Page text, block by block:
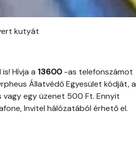
kutyát
Hívja a 13600-as telefonszámot
Állatvédő Egyesület kódját, a
vagy egy üzenet 500 Ft. Ennyit
Invitel hálózatából érhető el.